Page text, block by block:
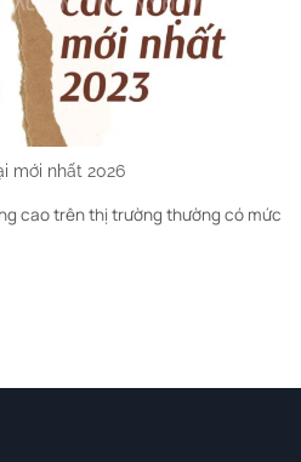
mới nhất 2026
cao trên thị trường thường có mức